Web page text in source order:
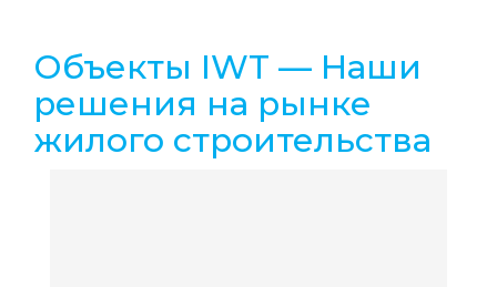
Объекты IWT — Наши
решения на рынке
жилого строительства